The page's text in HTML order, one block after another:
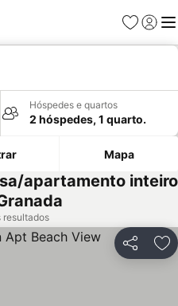
Favoritos
Iniciar
Hóspedes e quartos
2 hóspedes, 1 quarto.
Mapa
apartamento inteiro
resultados
Partilhar